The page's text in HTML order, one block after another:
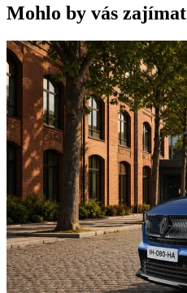
Mohlo by vás zajímat